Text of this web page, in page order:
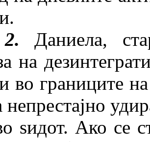
Даниела,
на
во границите
ѕидот. Ако се